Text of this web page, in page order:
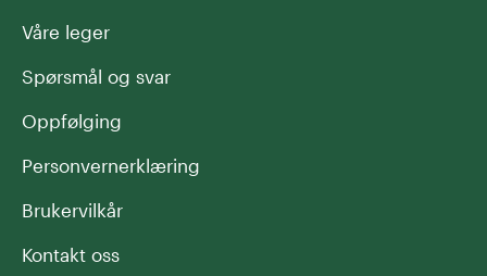
Våre leger
Spørsmål og svar
Oppfølging
Personvernerklæring
Brukervilkår
Kontakt oss